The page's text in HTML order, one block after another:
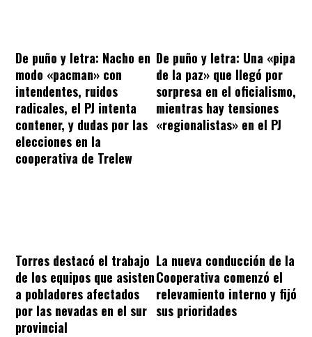
De puño y letra: Nacho en
modo «pacman» con
intendentes, ruidos
radicales, el PJ intenta
contener, y dudas por las
elecciones en la
cooperativa de Trelew
De puño y letra: Una «pipa
de la paz» que llegó por
sorpresa en el oficialismo,
mientras hay tensiones
«regionalistas» en el PJ
Torres destacó el trabajo
de los equipos que asisten
a pobladores afectados
por las nevadas en el sur
provincial
La nueva conducción de la
Cooperativa comenzó el
relevamiento interno y fijó
sus prioridades